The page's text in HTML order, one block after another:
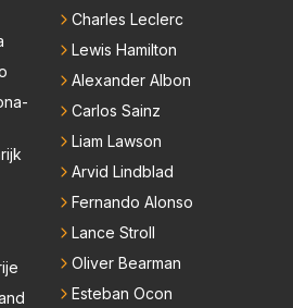
Charles Leclerc
Lewis Hamilton
Alexander Albon
Carlos Sainz
Liam Lawson
Arvid Lindblad
Fernando Alonso
Lance Stroll
Oliver Bearman
Esteban Ocon